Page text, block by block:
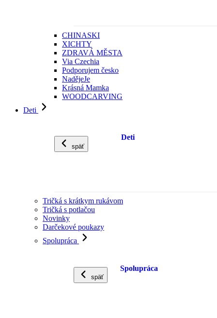
CHINASKI
XICHTY
ZDRAVÁ MĚSTA
Via Czechia
Podporujem česko
NadějeJe
Krásná Mamka
WOODCARVING
Deti
späť
Deti
Tričká s krátkym rukávom
Tričká s potlačou
Novinky
Darčekové poukazy
Spolupráca
späť
Spolupráca